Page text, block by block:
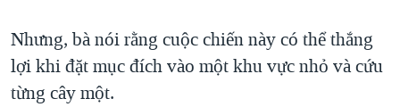
Nhưng, bà nói rằng cuộc chiến này có thể thắng
lợi khi đặt mục đích vào một khu vực nhỏ và cứu
từng cây một.